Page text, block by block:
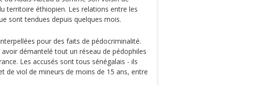
territoire éthiopien. Les relations entre les
sont tendues depuis quelques mois.
pour des faits de pédocriminalité.
démantelé tout un réseau de pédophiles
Les accusés sont tous sénégalais - ils
de viol de mineurs de moins de 15 ans, entre